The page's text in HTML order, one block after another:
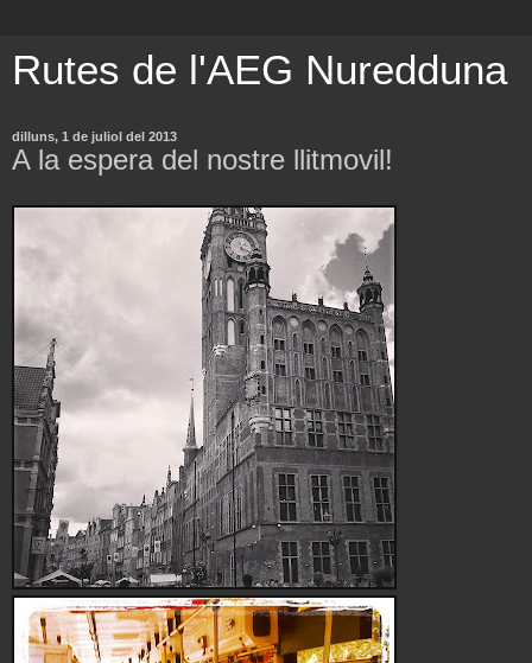
Rutes de l'AEG Nuredduna
dilluns, 1 de juliol del 2013
A la espera del nostre llitmovil!